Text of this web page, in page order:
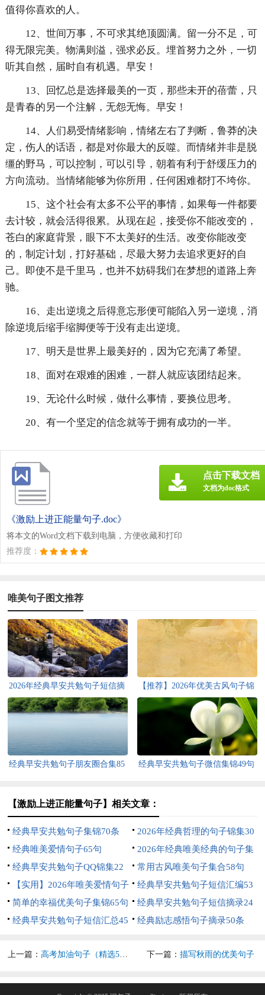
值得你喜欢的人。
12、世间万事，不可求其绝顶圆满。留一分不足，可
得无限完美。物满则溢，强求必反。埋首努力之外，一切
听其自然，届时自有机遇。早安！
13、回忆总是选择最美的一页，那些未开的蓓蕾，只
是青春的另一个注解，无怨无悔。早安！
14、人们易受情绪影响，情绪左右了判断，鲁莽的决
定，伤人的话语，都是对你最大的反噬。而情绪并非是脱
缰的野马，可以控制，可以引导，朝着有利于舒缓压力的
方向流动。当情绪能够为你所用，任何困难都打不垮你。
15、这个社会有太多不公平的事情，如果每一件都要
去计较，就会活得很累。从现在起，接受你不能改变的，
苍白的家庭背景，眼下不太美好的生活。改变你能改变
的，制定计划，打好基础，尽最大努力去追求更好的自
己。即使不是千里马，也并不妨碍我们在梦想的道路上奔
驰。
16、走出逆境之后得意忘形便可能陷入另一逆境，消
除逆境后缩手缩脚便等于没有走出逆境。
17、明天是世界上最美好的，因为它充满了希望。
18、面对在艰难的困难，一群人就应该团结起来。
19、无论什么时候，做什么事情，要换位思考。
20、有一个坚定的信念就等于拥有成功的一半。
《激励上进正能量句子.doc》
将本文的Word文档下载到电脑，方便收藏和打印
推荐度：
点击下载文档
文档为doc格式
唯美句子图文推荐
2026年经典早安共勉句子短信摘
录22句
【推荐】2026年优美古风句子锦
集35句
经典早安共勉句子朋友圈合集85
经典早安共勉句子微信集锦49句
【激励上进正能量句子】相关文章：
经典早安共勉句子集锦70条
2026年经典哲理的句子锦集30
条
经典唯美爱情句子65句
2026年经典唯美经典的句子集
合36条
经典早安共勉句子QQ锦集22
条
常用古风唯美句子集合58句
【实用】2026年唯美爱情句子
汇编47句
经典早安共勉句子短信汇编53
句
简单的幸福优美句子集锦65句
经典早安共勉句子短信摘录24
句
经典早安共勉句子短信汇总45
经典励志感悟句子摘录50条
上一篇：高考加油句子（精选50句） 下一篇：描写秋雨的优美句子